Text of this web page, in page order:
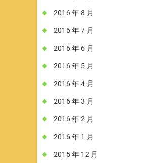
2016 年 8 月
2016 年 7 月
2016 年 6 月
2016 年 5 月
2016 年 4 月
2016 年 3 月
2016 年 2 月
2016 年 1 月
2015 年 12 月